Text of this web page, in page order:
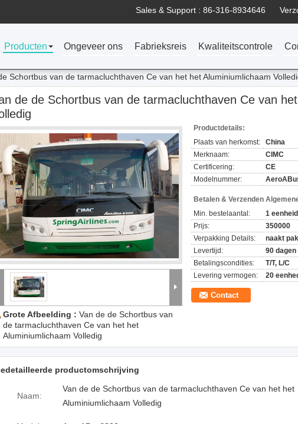
Sales & Support : 86-316-8934646
Producten Ongeveer ons Fabrieksreis Kwaliteitscontrole
Schortbus van de tarmacluchthaven Ce van het het Aluminiumlichaam
de de Schortbus van de tarmacluchthaven Ce van
Grote Afbeelding : Van de de Schortbus van
de tarmacluchthaven Ce van het het
Aluminiumlichaam Volledig
Productdetails:
Plaats van herkomst:
China
Merknaam:
CIMC
Certificering:
CE
Modelnummer:
Betalen & Verzenden
Min. bestelaantal:
1 eenheid
Prijs:
350000
Verpakking Details:
naakt
Levertijd:
90 dagen
Betalingscondities:
T/T, L/C
Levering vermogen:
20
Contact
productomschrijving
Naam:
Van de de Schortbus van de tarmacluchthaven Ce van het het
Aluminiumlichaam Volledig